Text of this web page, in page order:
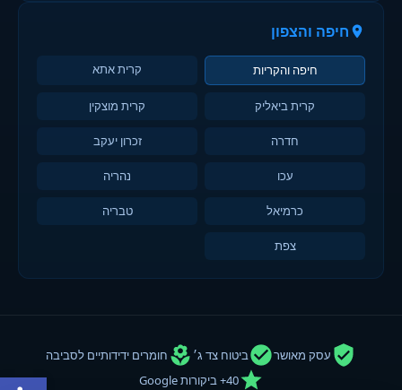
חיפה והצפון
חיפה והקריות קרית אתא
קרית ביאליק קרית מוצקין
חדרה זכרון יעקב
עכו נהריה
כרמיאל טבריה
צפת
עסק מאושר ביטוח צד ג׳
חומרים ידידותיים לסביבה
40+ ביקורות Google